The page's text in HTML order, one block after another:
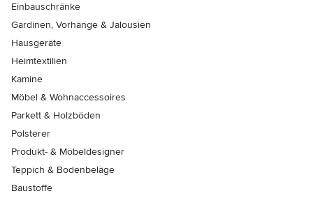
Einbauschränke
Gardinen, Vorhänge & Jalousien
Hausgeräte
Heimtextilien
Kamine
Möbel & Wohnaccessoires
Parkett & Holzböden
Polsterer
Produkt- & Möbeldesigner
Teppich & Bodenbeläge
Baustoffe